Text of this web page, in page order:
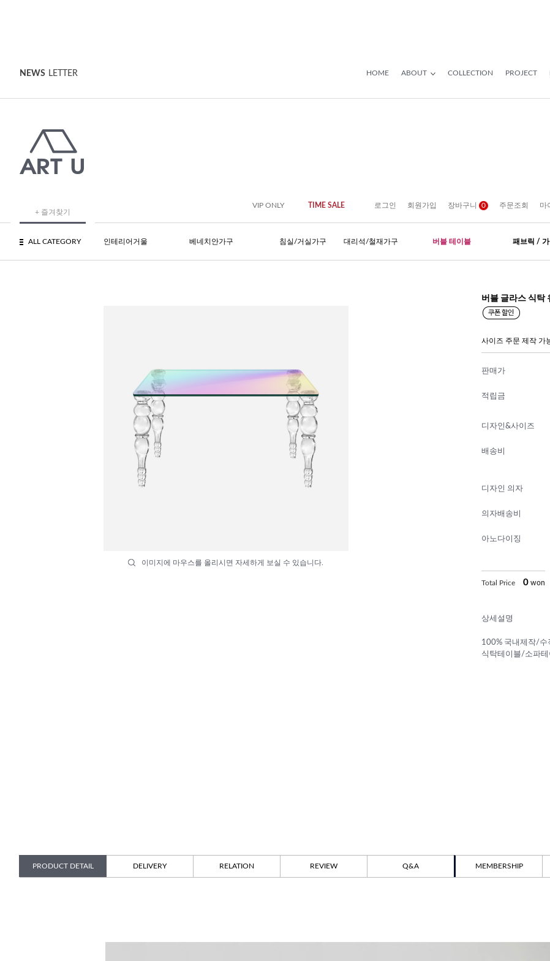
NEWS LETTER HOME ABOUT COLLECTION PROJECT
+ 즐겨찾기
VIP ONLY TIME SALE 로그인 회원가입 장바구니 0 주문조회 마
ALL CATEGORY 인테리어거울 베네치안가구 침실/거실가구 대리석/철재가구 버블 테이블 패브릭 /
이미지에 마우스를 올리시면 자세하게 보실 수 있습니다.
버블 글라스 식탁
사이즈 주문 제작 가
판매가
적립금
디자인&사이즈
배송비
디자인 의자
의자배송비
아노다이징
Total Price 0 won
상세설명
100% 국내제작/수
식탁테이블/소파
PRODUCT DETAIL DELIVERY RELATION REVIEW Q&A MEMBERSHIP